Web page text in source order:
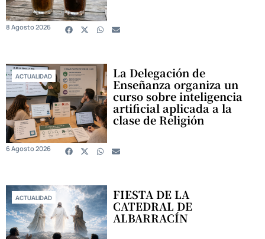
8 Agosto 2026
ACTUALIDAD La Delegación de
Enseñanza organiza un
curso sobre inteligencia
artificial aplicada a la
clase de Religión
6 Agosto 2026
ACTUALIDAD FIESTA DE LA
CATEDRAL DE
ALBARRACÍN